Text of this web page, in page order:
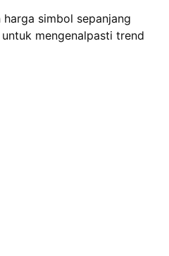
simbol sepanjang
mengenalpasti trend